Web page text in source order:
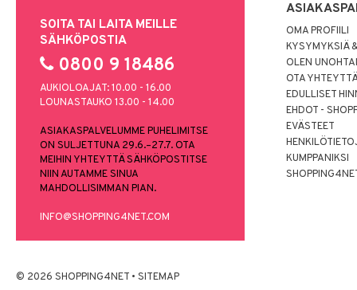
SOITA TAI LAITA MEILLE
SÄHKÖPOSTIA
0800 9 18486
AUKIOLOAJAT: 10.00 - 16.00
LOUNASTAUKO 13.00 - 14.00
ASIAKASPALVELUMME PUHELIMITSE
ON SULJETTUNA 29.6.–27.7. OTA
MEIHIN YHTEYTTÄ SÄHKÖPOSTITSE
NIIN AUTAMME SINUA
MAHDOLLISIMMAN PIAN.
INFO@SHOPPING4NET.COM
OMA PROFIILI
KYSYMYKSIÄ
OLEN
OTA
EDULLISET
EHDOT -
EVÄSTEET
KUMPPANIKSI
© 2026 SHOPPING4NET • SITEMAP